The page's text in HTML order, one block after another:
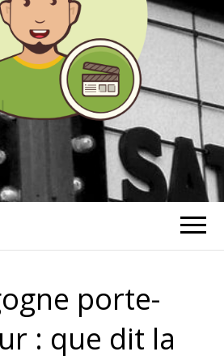
porte-
: que dit la